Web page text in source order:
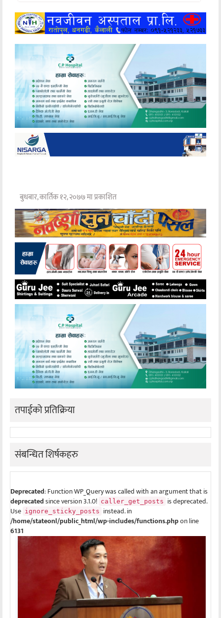
खेलकुद
मनोरञ्जन
अन्य
बुधबार, कार्तिक १२, २०७७ मा प्रकाशित
तपाईको प्रतिक्रिया
संबन्धित शिर्षकहरु
Deprecated: Function WP_Query was called with an argument that is
deprecatedsince version 3.1.0! caller_get_posts is deprecated.
Use ignore_sticky_posts instead. in
/home/stateonl/public_html/wp-includes/functions.phpon line
6131